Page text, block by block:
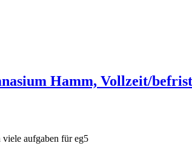
Hamm, Vollzeit/
viele aufgaben für eg5